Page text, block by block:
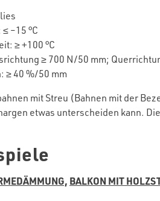
≤ –1 5 °C
: ≥ +1 00 °C
≥ 700 N/50 mm;
: ≥ 40 %/50 mm
mit Streu (Bahnen mit der
etwas unterscheiden kann.
BALKON MIT